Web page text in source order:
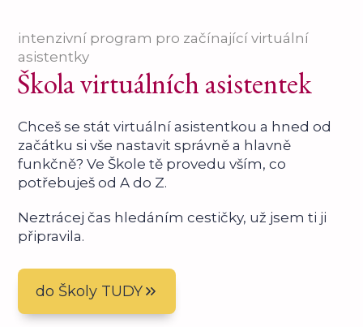
intenzivní program pro začínající virtuální
asistentky
Škola virtuálních asistentek
Chceš se stát virtuální asistentkou a hned od
začátku si vše nastavit správně a hlavně
funkčně? Ve Škole tě provedu vším, co
potřebuješ od A do Z.
Neztrácej čas hledáním cestičky, už jsem ti ji
připravila.
do Školy TUDY